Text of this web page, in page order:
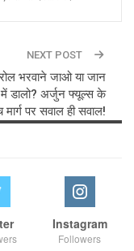
NEXT POST
भरवाने जाओ या जान
डालो? अर्जुन फ्यूल्स के
मार्ग पर सवाल ही सवाल!
Instagram
Followers